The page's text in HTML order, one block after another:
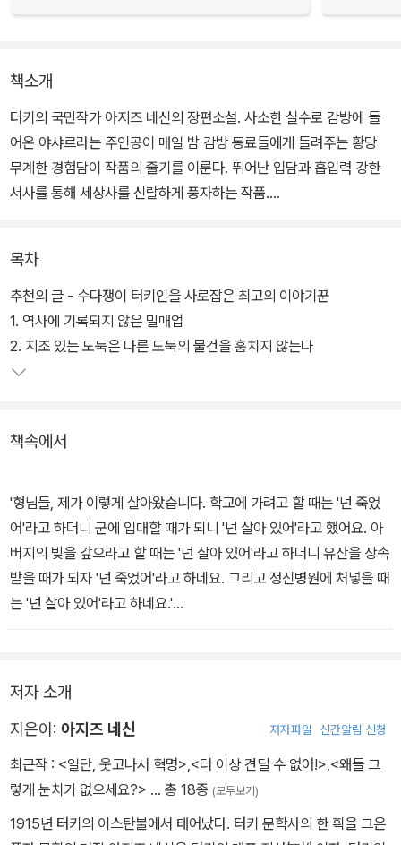
책소개
터키의 국민작가 아지즈 네신의 장편소설. 사소한 실수로 감방에 들
어온 야샤르라는 주인공이 매일 밤 감방 동료들에게 들려주는 황당
무계한 경험담이 작품의 줄기를 이룬다. 뛰어난 입담과 흡입력 강한
서사를 통해 세상사를 신랄하게 풍자하는 작품.
인 지식인으로 열렬히 살았기 때문이다. 터키의 폭력적인 정권, 특히
언론인들에 대한 정부의 검열과 탄압을 비판한 작품들을 발표해온 그
는, 내란선동이나 좌익활동이란 죄목으로 250번의 재판을 받으며 유
배와 수감생활을 반복했다.
카롭게 포착해낸다. 인간관계에서 발생하는 부조리와 모순, 현학적인
들의 무기력하고 위선적인 삶까지 전방위적으로 문제삼는다.
<생사불명 야샤르>는 1948년에 작가가 자신과 같은 교도소에 수감
되어 있던 '오스만'이라는 노동자의 실화를 바탕으로 쓴 소설이다. 인
간다운 삶을 살기 위해 주민등록증을 발급받으려 하지만 번번이 동사
동사무소에 갔다가 그곳에서 자신이 '공식적으로 죽었다'는 사실을 알
게 된다. 이야기는 항상 불이익을 당할 수밖에 없었던 야샤르가 공무
터 시작된다.
목차
추천의 글 - 수다쟁이 터키인을 사로잡은 최고의 이야기꾼
1. 역사에 기록되지 않은 밀매업
2. 지조 있는 도둑은 다른 도둑의 물건을 훔치지 않는다
책속에서
'형님들, 제가 이렇게 살아왔습니다. 학교에 가려고 할 때는 '넌 죽었
어'라고 하더니 군에 입대할 때가 되니 '넌 살아 있어'라고 했어요. 아
버지의 빚을 갚으라고 할 때는 '넌 살아 있어'라고 하더니 유산을 상속
받을 때가 되자 '넌 죽었어'라고 하네요. 그리고 정신병원에 처넣을 때
는 '넌 살아 있어'라고 하네요.'
감방에 있던 사람들이 다시 한 번 합창을 했다.
저자 소개
지은이: 아지즈 네신 저자파일 신간알림 신청
최근작 : <일단, 웃고나서 혁명>,<더 이상 견딜 수 없어!>,<왜들 그
렇게 눈치가 없으세요?> … 총 18종 (모두보기)
1915년 터키의 이스탄불에서 태어났다. 터키 문학사의 한 획을 그은